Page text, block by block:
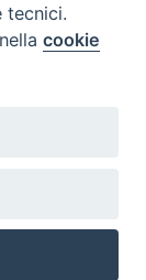
tecnici.
cookie